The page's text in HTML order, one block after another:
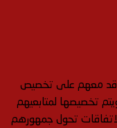
معهم على تخصيص
تخصيصها لمتابعيهم
تحول جمهورهم